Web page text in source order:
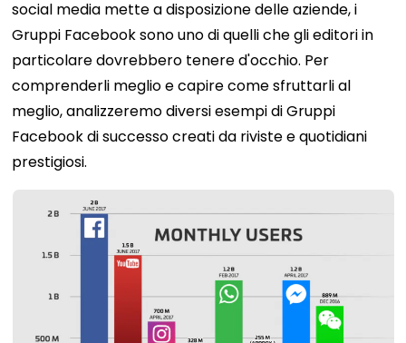
social media mette a disposizione delle aziende, i
Gruppi Facebook sono uno di quelli che gli editori in
particolare dovrebbero tenere d'occhio. Per
comprenderli meglio e capire come sfruttarli al
meglio, analizzeremo diversi esempi di Gruppi
Facebook di successo creati da riviste e quotidiani
prestigiosi.